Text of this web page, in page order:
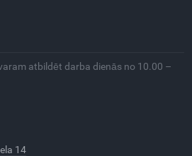
atbildēt darba dienās no 10.00 –
14